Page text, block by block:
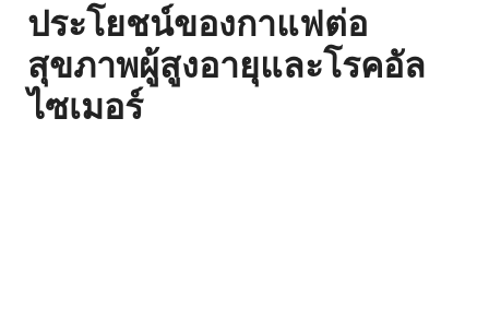
ประโยชน์ของกาแฟต่อ
สุขภาพผู้สูงอายุและโรคอัล
ไซเมอร์